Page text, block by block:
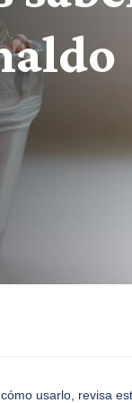
usarlo, revisa